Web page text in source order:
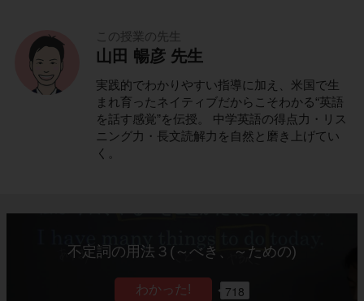
この授業の先生
山田 暢彦 先生
実践的でわかりやすい指導に加え、米国で生
まれ育ったネイティブだからこそわかる“英語
を話す感覚”を伝授。 中学英語の得点力・リス
ニング力・長文読解力を自然と磨き上げてい
く。
不定詞の用法３(～べき、～ための)
718